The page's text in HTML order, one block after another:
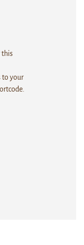
this
to your